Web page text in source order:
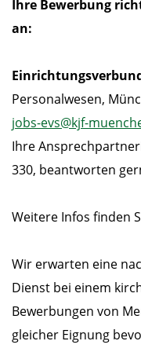
Ihre Bewerbung
an:
Personalwesen,
jobs-evs@kjf-
Ihre
330, beantworten
Weitere Infos finden
Wir erwarten eine
Dienst bei einem
Bewerbungen von
gleicher Eignung